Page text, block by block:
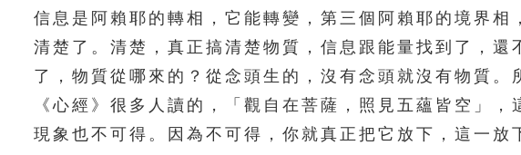
信息是阿賴耶的轉相，它能轉變，第三個阿賴耶的境界
清楚了。清楚，真正搞清楚物質，信息跟能量找到了，
了，物質從哪來的？從念頭生的，沒有念頭就沒有物質
《心經》很多人讀的，「觀自在菩薩，照見五蘊皆空」
現象也不可得。因為不可得，你就真正把它放下，這一放